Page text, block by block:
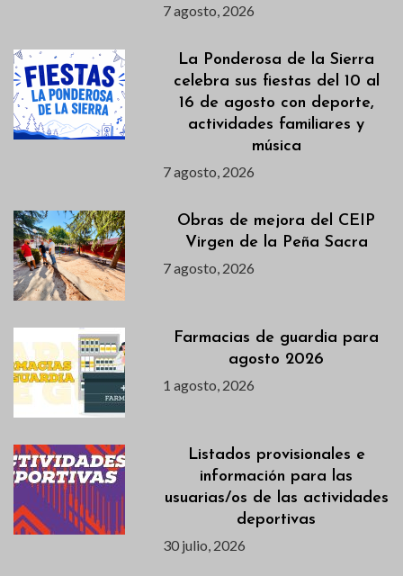
7 agosto, 2026
La Ponderosa de la Sierra
celebra sus fiestas del 10 al
16 de agosto con deporte,
actividades familiares y
música
7 agosto, 2026
Obras de mejora del CEIP
Virgen de la Peña Sacra
7 agosto, 2026
Farmacias de guardia para
agosto 2026
1 agosto, 2026
Listados provisionales e
información para las
usuarias/os de las actividades
deportivas
30 julio, 2026